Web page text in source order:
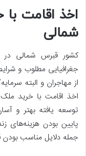
اخذ اقامت
شمالی
کشور قبرس شمالی
جغرافیایی مطلوب و
از مهاجران و البته
اخذ اقامت با خرید
توسعه یافته بهتر و
پایین بودن هزینه‌های
جمله دلایل مناسب